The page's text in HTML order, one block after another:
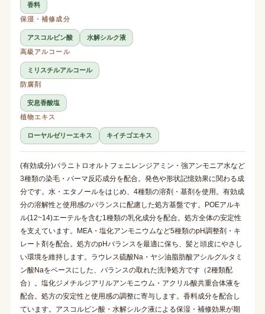
香料
保湿・補修成分
アスコルビン酸
水解シルク液
高級アルコール
ミリスチルアルコール
防腐剤
安息香酸塩
植物エキス
ローヤルゼリーエキス キイチゴエキス
(有効成分)パラニトロオルトフェニレンジアミン・強アンモニア水など
3種類の染毛・パーマ反応成分を配合。発色や形状記憶効果に関わる成
分です。水・エタノールをはじめ、4種類の溶剤・基剤を使用。有効成
分の溶解性と使用感のバランスに配慮した処方基盤です。POEアルキ
ル(12~14)エーテルを含む1種類の乳化成分を配合。処方全体の安定性
を支えています。MEA・塩化アンモニウムなど5種類のpH調整剤・キ
レート剤を配合。処方のpHバランスを最適に保ち、髪と頭皮にやさし
い環境を維持します。ラウレス硫酸Na・ヤシ油脂肪酸アシルグルタミ
ン酸Naをベースにした、バランスの取れた洗浄処方です（2種類配
合）。塩化ジメチルジアリルアンモニウム・アクリル酸共重合体液を
配合。処方の安定性と使用感の調整に寄与します。香料成分を配合し
ています。アスコルビン酸・水解シルク液による保湿・補修効果が期